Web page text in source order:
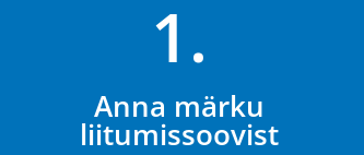
1.
Anna märku
liitumissoovist